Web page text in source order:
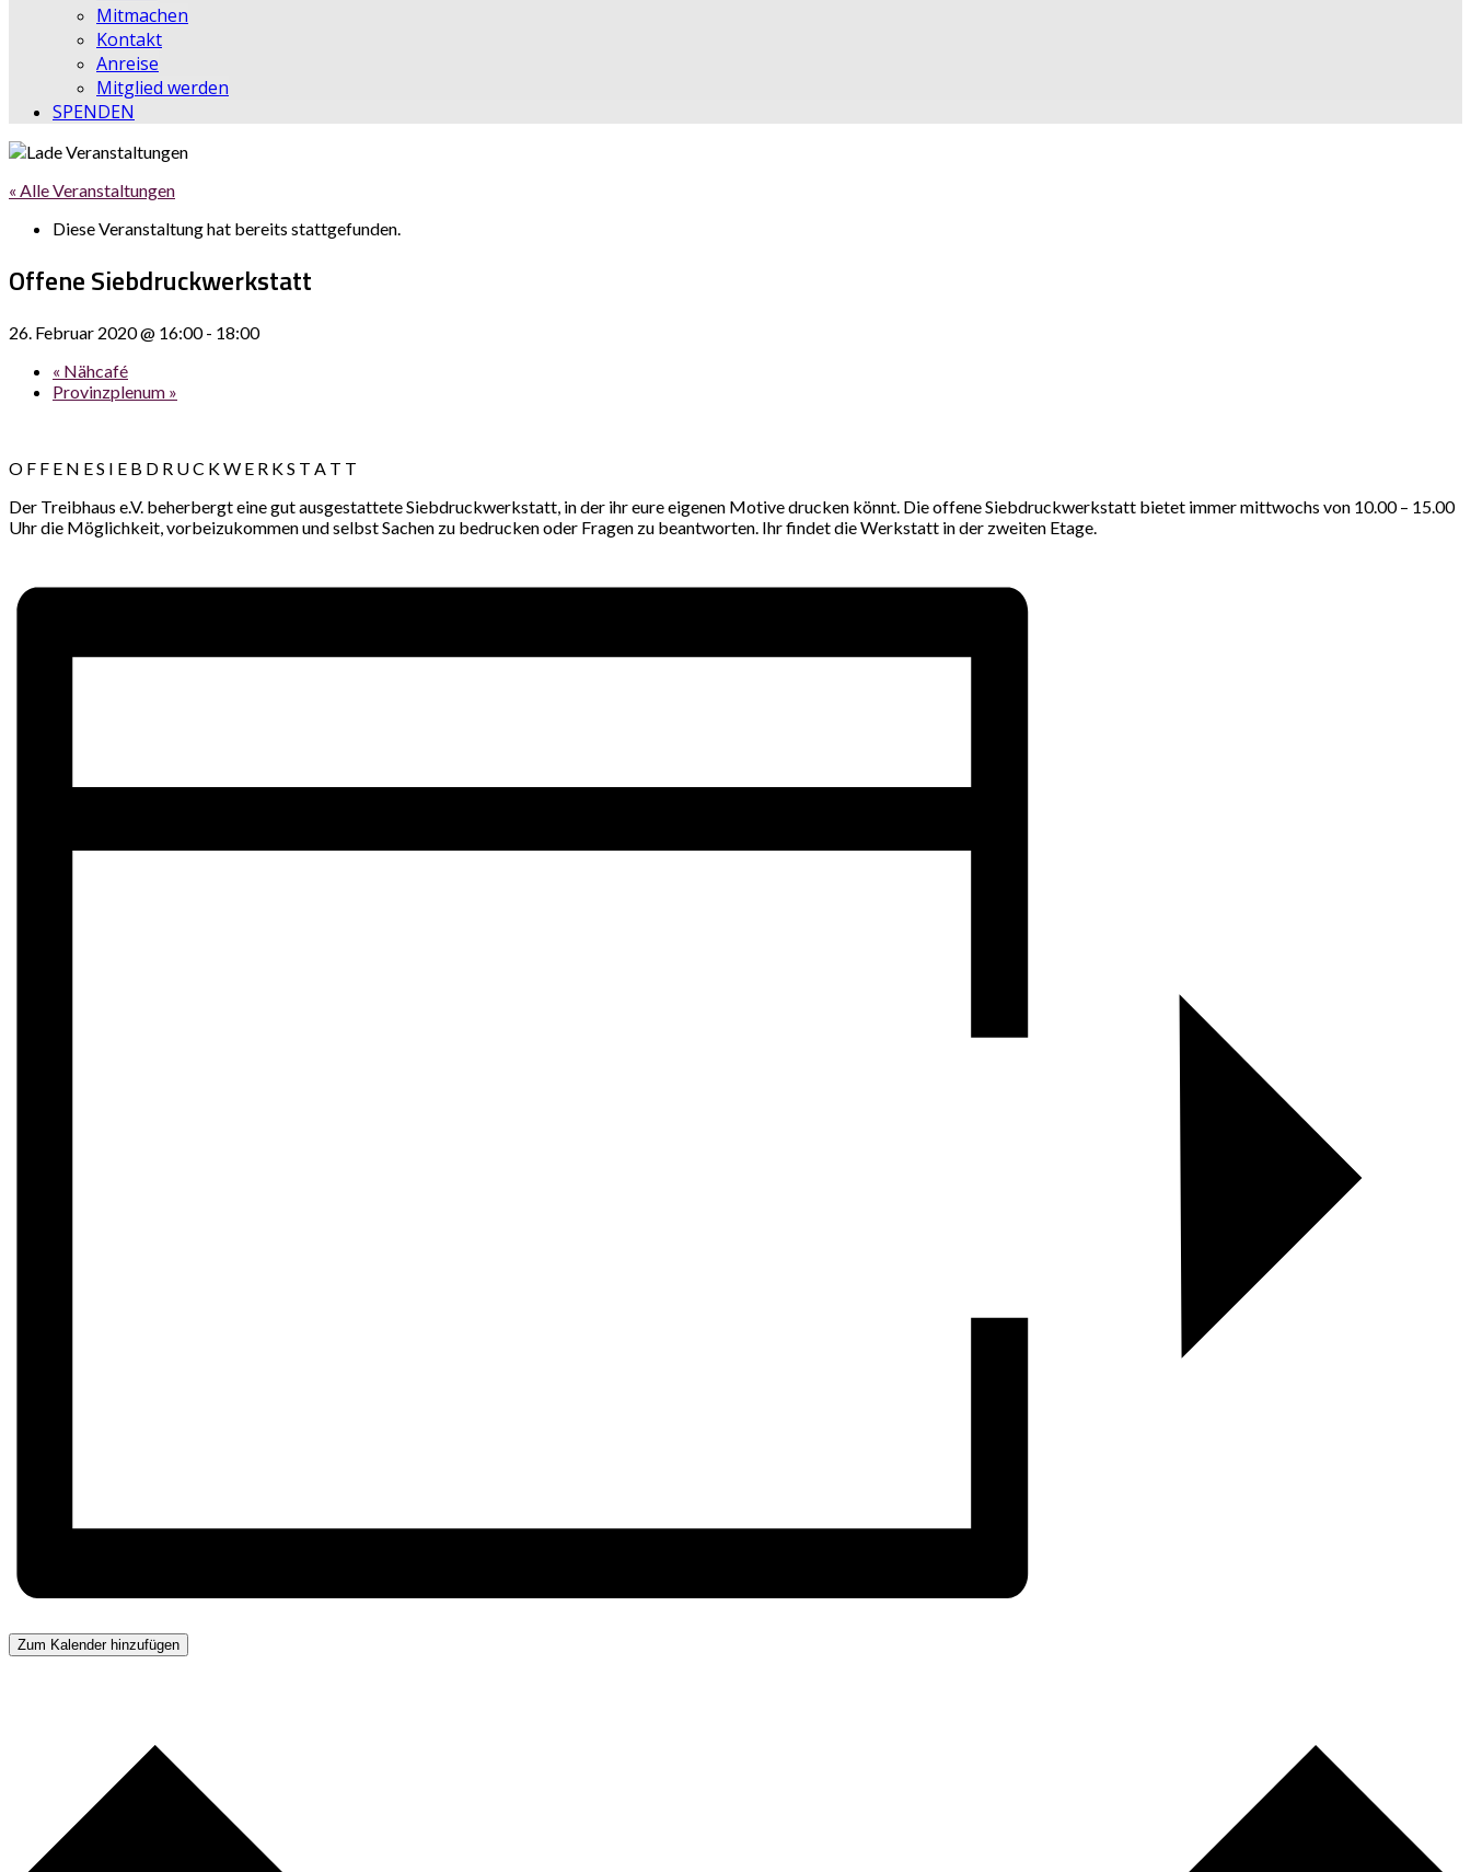
Mitmachen
Kontakt
Anreise
Mitglied werden
SPENDEN
« Alle Veranstaltungen
Diese Veranstaltung hat bereits stattgefunden.
Offene Siebdruckwerkstatt
26. Februar 2020 @ 16:00- 18:00
« Nähcafé
Provinzplenum »
O F F E N E S I E B D R U C K W E R K S T A T T
Der Treibhaus e.V. beherbergt eine gut ausgestattete Siebdruckwerkstatt, in der ihr eure eigenen Motive drucken könnt. Die offene Siebdruckwerkstatt bietet immer mittwochs von 10.00 – 15.00
Uhr die Möglichkeit, vorbeizukommen und selbst Sachen zu bedrucken oder Fragen zu beantworten. Ihr findet die Werkstatt in der zweiten Etage.
Zum Kalender hinzufügen